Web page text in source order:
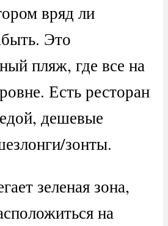
вряд ли
Это
пляж, где все на
Есть ресторан
дешевые
зонты.
зеленая зона,
на